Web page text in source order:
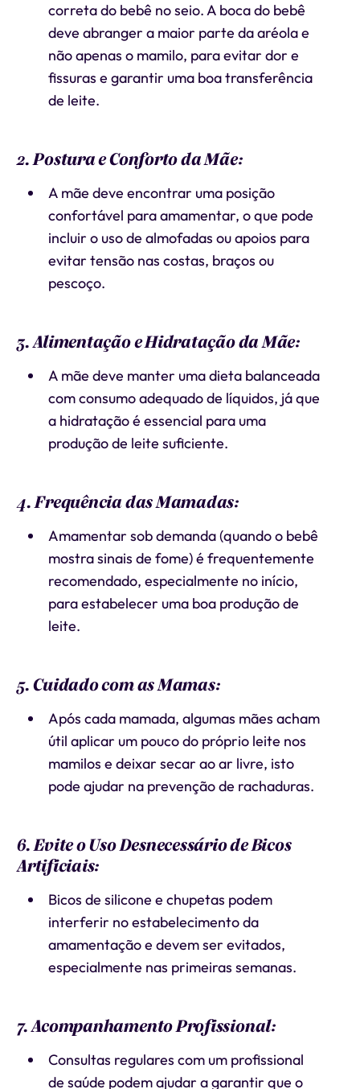
correta do bebê no seio. A boca do bebê
deve abranger a maior parte da aréola e
não apenas o mamilo, para evitar dor e
fissuras e garantir uma boa transferência
de leite.
2. Postura e Conforto da Mãe:
A mãe deve encontrar uma posição
confortável para amamentar, o que pode
incluir o uso de almofadas ou apoios para
evitar tensão nas costas, braços ou
pescoço.
3. Alimentação e Hidratação da Mãe:
A mãe deve manter uma dieta balanceada
com consumo adequado de líquidos, já que
a hidratação é essencial para uma
produção de leite suficiente.
4. Frequência das Mamadas:
Amamentar sob demanda (quando o bebê
mostra sinais de fome) é frequentemente
recomendado, especialmente no início,
para estabelecer uma boa produção de
leite.
5. Cuidado com as Mamas:
Após cada mamada, algumas mães acham
útil aplicar um pouco do próprio leite nos
mamilos e deixar secar ao ar livre, isto
pode ajudar na prevenção de rachaduras.
6. Evite o Uso Desnecessário de Bicos
Artificiais:
Bicos de silicone e chupetas podem
interferir no estabelecimento da
amamentação e devem ser evitados,
especialmente nas primeiras semanas.
7. Acompanhamento Profissional:
Consultas regulares com um profissional
de saúde podem ajudar a garantir que o